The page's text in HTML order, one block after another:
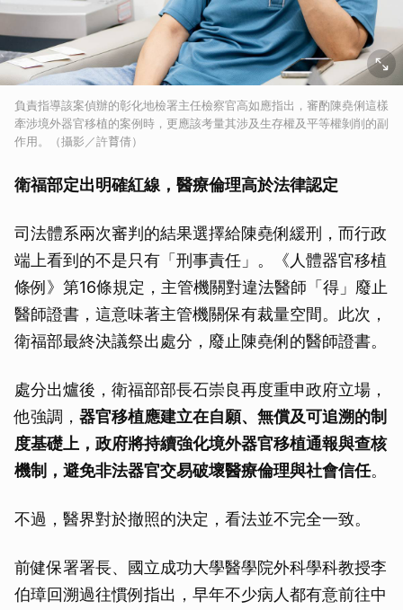
負責指導該案偵辦的彰化地檢署主任檢察官高如應指出，審酌陳堯俐這樣
牽涉境外器官移植的案例時，更應該考量其涉及生存權及平等權剝削的副
作用。（攝影／許𦱀倩）
衛福部定出明確紅線，醫療倫理高於法律認定
司法體系兩次審判的結果選擇給陳堯俐緩刑，而行政
端上看到的不是只有「刑事責任」。《人體器官移植
條例》第16條規定，主管機關對違法醫師「得」廢止
醫師證書，這意味著主管機關保有裁量空間。此次，
衛福部最終決議祭出處分，廢止陳堯俐的醫師證書。
處分出爐後，衛福部部長石崇良再度重申政府立場，
他強調， 器官移植應建立在自願、無償及可追溯的制
度基礎上，政府將持續強化境外器官移植通報與查核
機制，避免非法器官交易破壞醫療倫理與社會信任。
不過，醫界對於撤照的決定，看法並不完全一致。
前健保署署長、國立成功大學醫學院外科學科教授李
伯璋回溯過往慣例指出，早年不少病人都有意前往中